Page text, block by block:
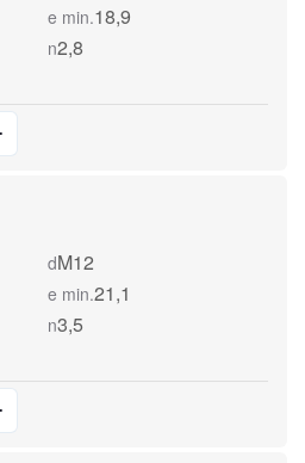
e min.18,9
n2,8
dM12
e min.21,1
n3,5